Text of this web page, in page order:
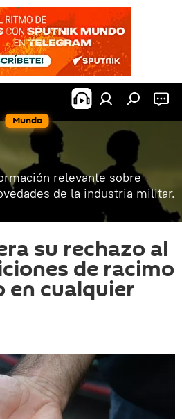
Mundo
relevante sobre
de la industria militar.
su rechazo al
de racimo
en cualquier